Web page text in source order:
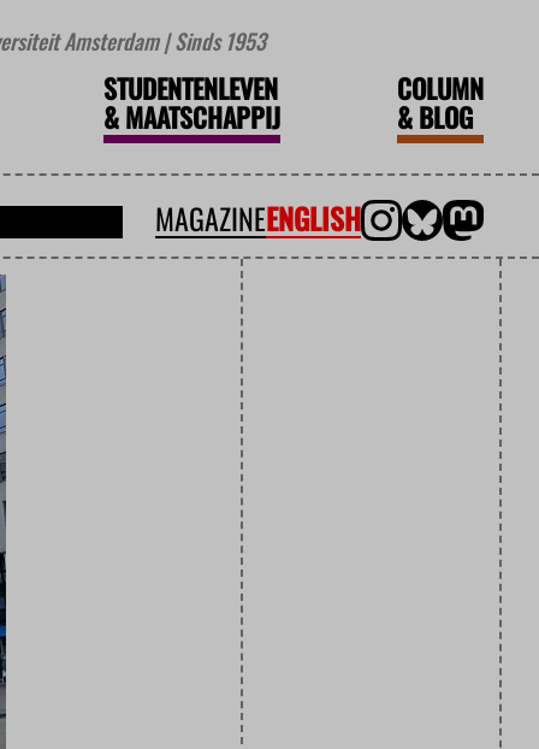
Amsterdam | Sinds 1953
STUDENTENLEVEN
&MAATSCHAPPIJ
COLUMN
&BLOG
MAGAZINEENGLISH